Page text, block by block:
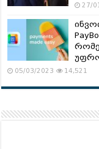
27/
05/03/2023 14,521